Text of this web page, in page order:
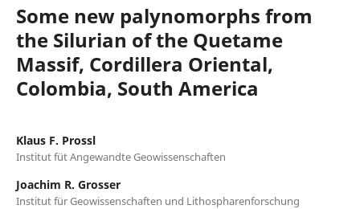
Some new palynomorphs from
the Silurian of the Quetame
Massif, Cordillera Oriental,
Colombia, South America
Klaus F. Prossl
Institut füt Angewandte Geowissenschaften
Joachim R. Grosser
Institut für Geowissenschaften und Lithospharenforschung